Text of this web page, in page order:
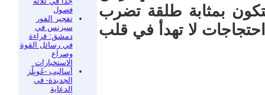
فصول
تفجير الفور
سيزنس في
دمشق: قراءة
في رسائل القوة
وصراع
الاستخبارات
أساليب -غَوبِلْز
الجديدة- في
الدعاية
بمثابة طلقة تضرب
لا تهدأ في قلب